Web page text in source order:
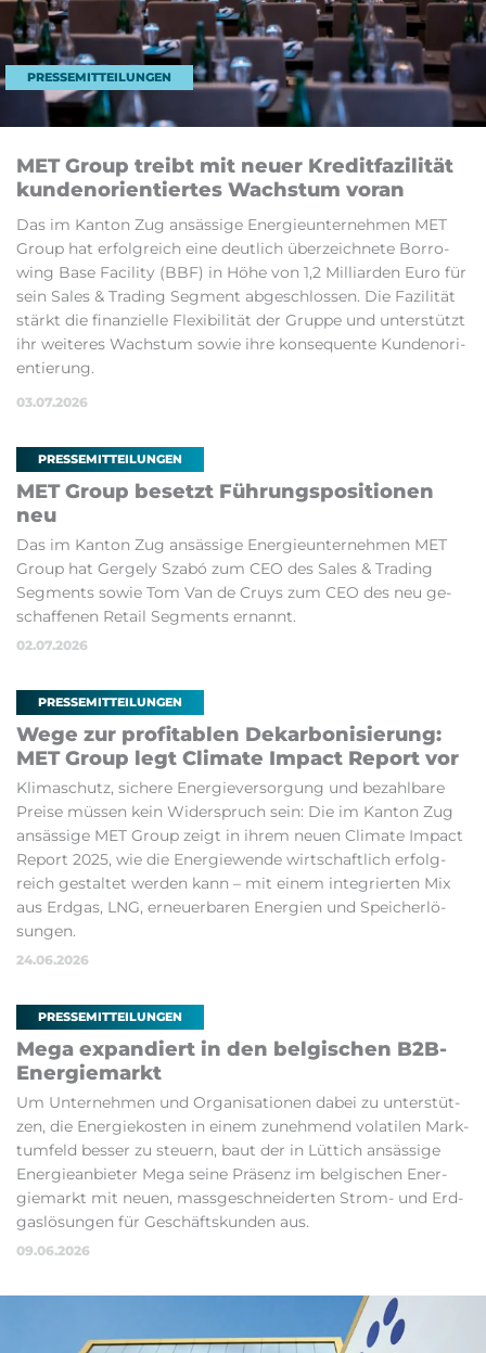
PRESSEMITTEILUNGEN
MET Group treibt mit neu­er Kre­dit­fa­zi­li­tät
kun­den­ori­en­tier­tes Wachs­tum vor­an
Das im Kan­ton Zug an­säs­si­ge Ener­gie­un­ter­neh­men MET
Group hat er­folg­reich ei­ne deut­lich über­zeich­ne­te Bor­ro­
wing Ba­se Fa­ci­li­ty (BBF) in Hö­he von 1,2 Mil­li­ar­den Eu­ro für
sein Sa­les & Tra­ding Seg­ment ab­ge­schlos­sen. Die Fa­zi­li­tät
stärkt die fi­nan­zi­el­le Fle­xi­bi­li­tät der Grup­pe und un­ter­stützt
ihr wei­te­res Wachs­tum so­wie ih­re kon­se­quen­te Kun­de­no­ri­
en­tie­rung.
03.07.2026
PRESSEMITTEILUNGEN
MET Group be­setzt Füh­rungs­po­si­ti­o­nen
neu
Das im Kan­ton Zug an­säs­si­ge Ener­gie­un­ter­neh­men MET
Group hat Ger­ge­ly Sz­abó zum CEO des Sa­les & Tra­ding
Seg­ments so­wie Tom Van de Cruys zum CEO des neu ge­
schaf­fe­nen Re­tail Seg­ments er­nannt.
02.07.2026
PRESSEMITTEILUNGEN
We­ge zur pro­fi­ta­blen De­kar­bo­ni­sie­rung:
MET Group legt Cli­ma­te Im­pact Re­port vor
Kli­ma­schutz, si­che­re Ener­gie­ver­sor­gung und be­zahl­ba­re
Prei­se müs­sen kein Wi­der­spruch sein: Die im Kan­ton Zug
an­säs­si­ge MET Group zeigt in ihrem neu­en Cli­ma­te Im­pact
Re­port 2025, wie die Ener­gie­wen­de wirt­schaft­lich er­folg­
reich ge­stal­tet wer­den kann – mit ei­nem in­te­grier­ten Mix
aus Erd­gas, LNG, er­neu­er­ba­ren Ener­gi­en und Spei­cher­lö­
sun­gen.
24.06.2026
PRESSEMITTEILUNGEN
Me­ga expan­diert in den bel­gi­schen B2B-
Ener­gie­markt
Um Un­ter­neh­men und Or­ga­ni­sa­ti­o­nen da­bei zu un­ter­stüt­
zen, die Ener­gie­kos­ten in ei­nem zu­neh­mend vo­la­ti­len Mark­
tum­feld bes­ser zu steu­ern, baut der in Lüt­tich an­säs­si­ge
Ener­gie­an­bie­ter Me­ga sei­ne Prä­senz im bel­gi­schen Ener­
gie­markt mit neu­en, mass­ge­schnei­der­ten Strom- und Erd­
gas­lö­sun­gen für Ge­schäfts­kun­den aus.
09.06.2026